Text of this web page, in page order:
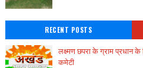
RECENT POSTS
लक्ष्मण छपरा के ग्राम प्रधान
कमेटी